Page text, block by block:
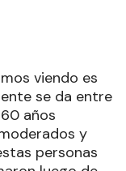
viendo es
se da entre
años
y
personas